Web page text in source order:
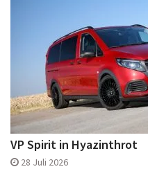
VP Spirit in Hyazinthrot
28 Juli 2026